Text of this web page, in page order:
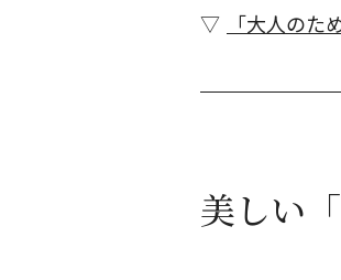
「大人のた
美しい